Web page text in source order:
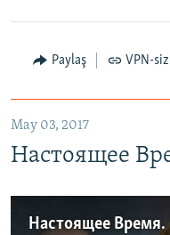
Paylaş VPN-
May 03, 2017
Настоящее
Настоящее Время.